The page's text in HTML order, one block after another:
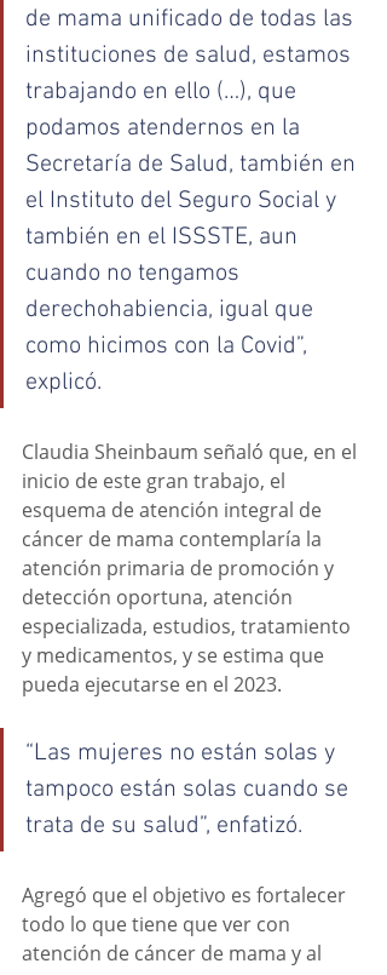
de mama unificado de todas las
instituciones de salud, estamos
trabajando en ello (…), que
podamos atendernos en la
Secretaría de Salud, también en
el Instituto del Seguro Social y
también en el ISSSTE, aun
cuando no tengamos
derechohabiencia, igual que
como hicimos con la Covid”,
explicó.
Claudia Sheinbaum señaló que, en el
inicio de este gran trabajo, el
esquema de atención integral de
cáncer de mama contemplaría la
atención primaria de promoción y
detección oportuna, atención
especializada, estudios, tratamiento
y medicamentos, y se estima que
pueda ejecutarse en el 2023.
“Las mujeres no están solas y
tampoco están solas cuando se
trata de su salud”, enfatizó.
Agregó que el objetivo es fortalecer
todo lo que tiene que ver con
atención de cáncer de mama y al